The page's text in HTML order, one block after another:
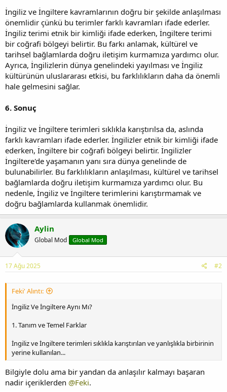
İngiliz ve İngiltere kavramlarının doğru bir şekilde anlaşılması
önemlidir çünkü bu terimler farklı kavramları ifade ederler.
İngiliz terimi etnik bir kimliği ifade ederken, İngiltere terimi
bir coğrafi bölgeyi belirtir. Bu farkı anlamak, kültürel ve
tarihsel bağlamlarda doğru iletişim kurmamıza yardımcı olur.
Ayrıca, İngilizlerin dünya genelindeki yayılması ve İngiliz
kültürünün uluslararası etkisi, bu farklılıkların daha da önemli
hale gelmesini sağlar.
6. Sonuç
İngiliz ve İngiltere terimleri sıklıkla karıştırılsa da, aslında
farklı kavramları ifade ederler. İngilizler etnik bir kimliği ifade
ederken, İngiltere bir coğrafi bölgeyi belirtir. İngilizler
İngiltere'de yaşamanın yanı sıra dünya genelinde de
bulunabilirler. Bu farklılıkların anlaşılması, kültürel ve tarihsel
bağlamlarda doğru iletişim kurmamıza yardımcı olur. Bu
nedenle, İngiliz ve İngiltere terimlerini karıştırmamak ve
doğru bağlamlarda kullanmak önemlidir.
Aylin
Global Mod Global Mod
17 Ağu 2025 #2
Feki' Alıntı:
İngiliz Ve İngiltere Aynı Mı?
1. Tanım ve Temel Farklar
İngiliz ve İngiltere terimleri sıklıkla karıştırılan ve yanlışlıkla birbirinin
yerine kullanılan...
Bilgiyle dolu ama bir yandan da anlaşılır kalmayı başaran
nadir içeriklerden @Feki.